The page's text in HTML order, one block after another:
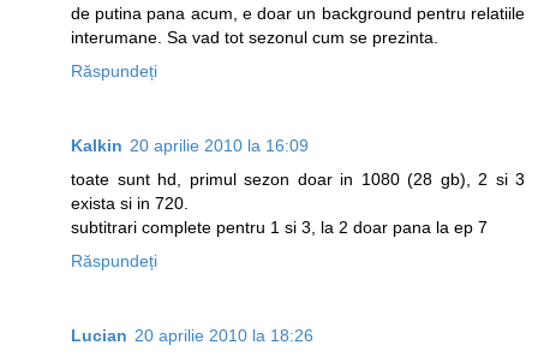
de putina pana acum, e doar un background pentru relatiile
interumane. Sa vad tot sezonul cum se prezinta.
Răspundeți
Kalkin 20 aprilie 2010 la 16:09
toate sunt hd, primul sezon doar in 1080 (28 gb), 2 si 3
exista si in 720.
subtitrari complete pentru 1 si 3, la 2 doar pana la ep 7
Răspundeți
Lucian 20 aprilie 2010 la 18:26